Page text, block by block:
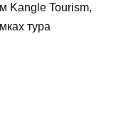
Kangle Tourism,
тура